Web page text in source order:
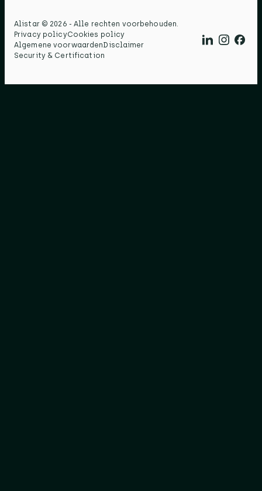
Alistar © 2026 - Alle rechten voorbehouden.​
Privacy policyCookies policy
Algemene voorwaardenDisclaimer
Security & Certification